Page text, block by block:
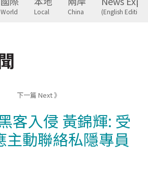
World Local China (English Edition)
下一篇 Next 》
客入侵 黃錦輝: 受
主動聯絡私隱專員